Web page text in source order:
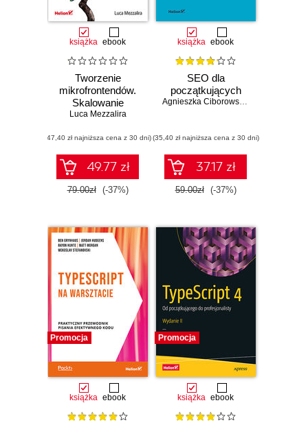
książka ebook
Tworzenie
mikrofrontendów.
Skalowanie
zespołów i
możliwości dla
twórców
oprogramowania
Luca Mezzalira
(47,40 zł najniższa cena z 30 dni)
49.77 zł
79.00zł (-37%)
książka ebook
SEO dla
początkujących
Agnieszka Ciborowska
(35,40 zł najniższa cena z 30 dni)
37.17 zł
59.00zł (-37%)
Promocja
książka ebook
Promocja
książka ebook